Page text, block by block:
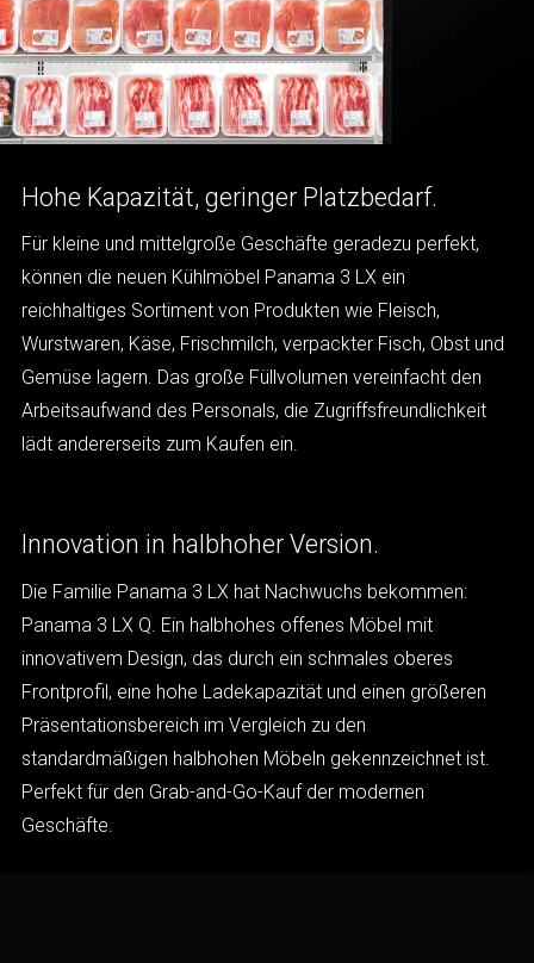
Hohe Kapazität, geringer Platzbedarf.
Für kleine und mittelgroße Geschäfte geradezu perfekt,
können die neuen Kühlmöbel Panama 3 LX ein
reichhaltiges Sortiment von Produkten wie Fleisch,
Wurstwaren, Käse, Frischmilch, verpackter Fisch, Obst und
Gemüse lagern. Das große Füllvolumen vereinfacht den
Arbeitsaufwand des Personals, die Zugriffsfreundlichkeit
lädt andererseits zum Kaufen ein.
Innovation in halbhoher Version.
Die Familie Panama 3 LX hat Nachwuchs bekommen:
Panama 3 LX Q. Ein halbhohes offenes Möbel mit
innovativem Design, das durch ein schmales oberes
Frontprofil, eine hohe Ladekapazität und einen größeren
Präsentationsbereich im Vergleich zu den
standardmäßigen halbhohen Möbeln gekennzeichnet ist.
Perfekt für den Grab-and-Go-Kauf der modernen
Geschäfte.